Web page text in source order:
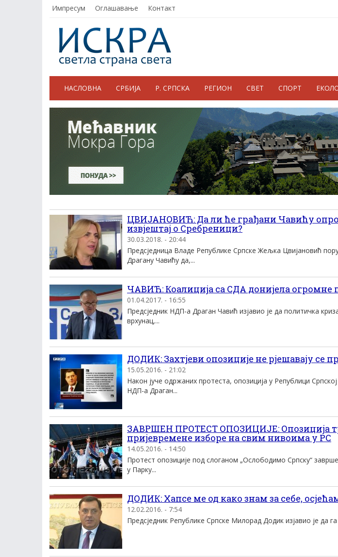
Импресум Оглашавање Контакт
НАСЛОВНА СРБИЈА Р. СРПСКА РЕГИОН СВЕТ СПОРТ
ЦВИЈАНОВИЋ: Да ли ће грађани Чавићу
извјештај о Сребреници?
30.03.2018. - 20:44
Предсједница Владе Републике Српске Жељка Цвијановић
Драгану Чавићу да,...
ЧАВИЋ: Коалиција са СДА донијела огромне
01.04.2017. - 16:55
Предсједник НДП-а Драган Чавић изјавио је да политичка
врхунац,...
ДОДИК: Захтјеви опозиције не рјешавају се
15.05.2016. - 21:02
Након јуче одржаних протеста, опозиција у Републици
НДП-а Драган...
ЗАВРШЕН ПРОТЕСТ ОПОЗИЦИЈЕ: Опозиција
пријевремене изборе на свим нивоима у РС
14.05.2016. - 14:50
Протест опозиције под слоганом „Ослободимо Српску“
у Парку...
ДОДИК: Хапсе ме од како знам за себе,
12.02.2016. - 7:54
Предсједник Републике Српске Милорад Додик изјавио је да га